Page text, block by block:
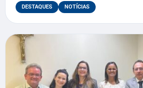
DESTAQUES NOTÍCIAS